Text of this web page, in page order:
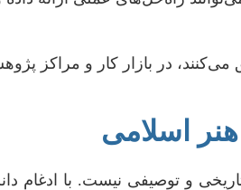
در بازار کار و مراکز
اسلامی
و توصیفی نیست. با ادغام